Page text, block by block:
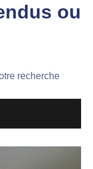
ou
recherche